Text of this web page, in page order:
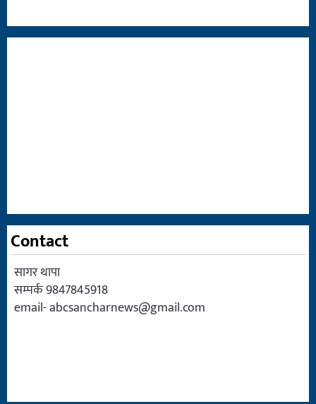
Contact
सागर थापा
सम्पर्क 9847845918
email-abcsancharnews@gmail.com